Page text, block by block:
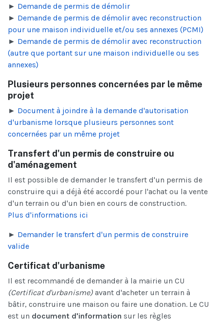
► Demande de permis de démolir
► Demande de permis de démolir avec reconstruction
pour une maison individuelle et/ou ses annexes (PCMI)
► Demande de permis de démolir avec reconstruction
(autre que portant sur une maison individuelle ou ses
annexes)
Plusieurs personnes concernées par le même
projet
► Document à joindre à la demande d'autorisation
d'urbanisme lorsque plusieurs personnes sont
concernées par un même projet
Transfert d'un permis de construire ou
d'aménagement
Il est possible de demander le transfert d'un permis de
construire qui a déjà été accordé pour l'achat ou la vente
d'un terrain ou d'un bien en cours de construction.
Plus d'informations ici
► Demander le transfert d'un permis de construire
valide
Certificat d'urbanisme
Il est recommandé de demander à la mairie un CU
(Certificat d'urbanisme) avant d'acheter un terrain à
bâtir, construire une maison ou faire une donation. Le CU
est un document d'information sur les règles